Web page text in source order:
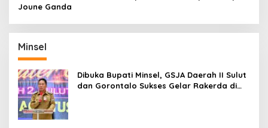
Joune Ganda
Minsel
Dibuka Bupati Minsel, GSJA Daerah II Sulut
dan Gorontalo Sukses Gelar Rakerda di